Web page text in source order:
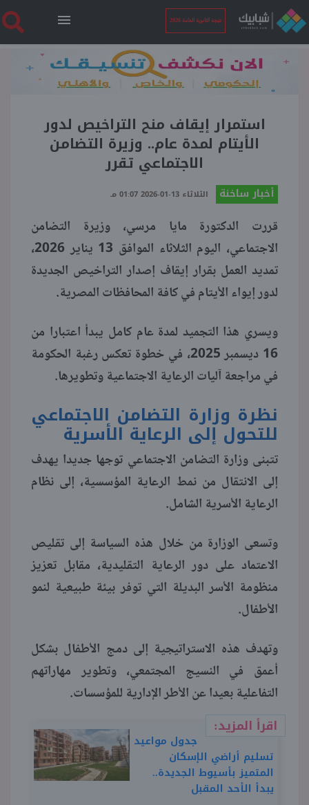
نتيجة الثانوية العامة 2026
الرئيسية
نتيجة الثانوية العامة 2026
أخبار ساخنة
بوابة الطلبة
ملفات
منوعات
استمرار إيقاف منح التراخيص لدور
الأيتام لمدة عام.. وزيرة التضامن
الاجتماعي تقرر
أخبار ساخنة الثلاثاء 13-01-2026 01:07 مـ
قررت الدكتورة مايا مرسي، وزيرة التضامن
الاجتماعي، اليوم الثلاثاء الموافق 13 يناير 2026،
تمديد العمل بقرار إيقاف إصدار التراخيص الجديدة
لدور إيواء الأيتام في كافة المحافظات المصرية.
ويسري هذا التجميد لمدة عام كامل يبدأ اعتبارا من
16 ديسمبر 2025، في خطوة تعكس رغبة الحكومة
في مراجعة آليات الرعاية الاجتماعية وتطويرها.
نظرة وزارة التضامن الاجتماعي
للتحول إلى الرعاية الأسرية
تتبنى وزارة التضامن الاجتماعي توجها جديدا يهدف
إلى الانتقال من نمط الرعاية المؤسسية، إلى نظام
الرعاية الأسرية الشامل.
وتسعى الوزارة من خلال هذه السياسة إلى تقليص
الاعتماد على دور الرعاية التقليدية، مقابل تعزيز
منظومة الأسر البديلة التي توفر بيئة طبيعية لنمو
الأطفال.
وتهدف هذه الاستراتيجية إلى دمج الأطفال بشكل
أعمق في النسيج المجتمعي، وتطوير مهاراتهم
التفاعلية بعيدا عن الأطر الإدارية للمؤسسات.
اقرأ المزيد:
جدول مواعيد
تسليم أراضي الإسكان
المتميز بأسيوط الجديدة..
يبدأ الأحد المقبل